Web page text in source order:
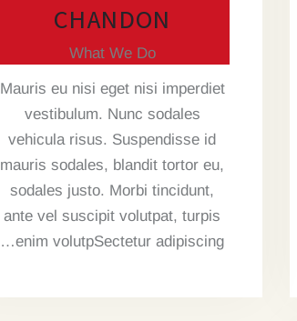
CHANDON
What We Do
Mauris eu nisi eget nisi imperdiet
vestibulum. Nunc sodales
vehicula risus. Suspendisse id
mauris sodales, blandit tortor eu,
sodales justo. Morbi tincidunt,
ante vel suscipit volutpat, turpis
enim volutpSectetur adipiscing…